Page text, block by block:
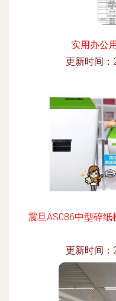
实用办公
更新时间：
震旦AS086中型碎
更新时间：